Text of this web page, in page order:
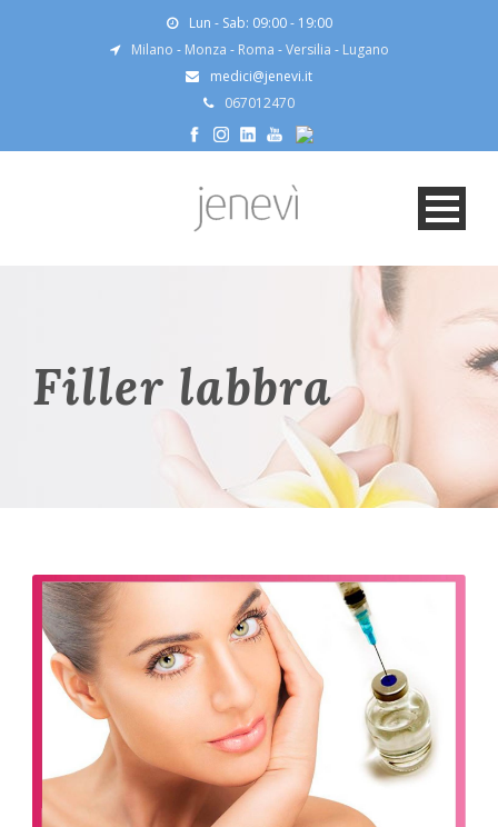
Lun - Sab: 09:00 - 19:00
Milano - Monza - Roma -Versilia - Lugano
medici@jenevi.it
067012470
Filler labbra